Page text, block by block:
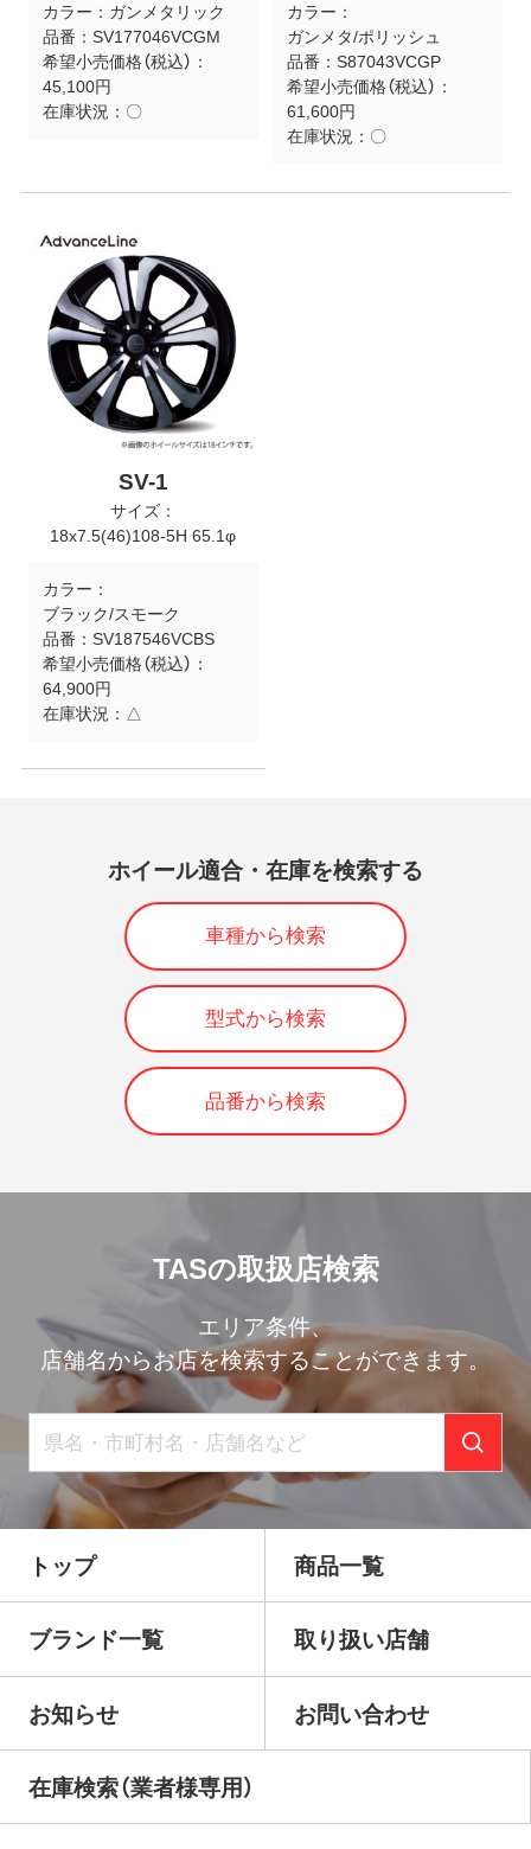
カラー： ガンメタリック
品番： SV177046VCGM
希望小売価格（税込）：
45,100円
在庫状況： 〇
カラー：
ガンメタ/ポリッシュ
品番： S87043VCGP
希望小売価格（税込）：
61,600円
在庫状況： 〇
SV-1
サイズ：
18x7.5(46)108-5H 65.1φ
カラー：
ブラック/スモーク
品番： SV187546VCBS
希望小売価格（税込）：
64,900円
在庫状況： △
ホイール適合・在庫を検索する
車種から検索
型式から検索
品番から検索
TASの取扱店検索
エリア条件、
店舗名からお店を検索することができます。
トップ 商品一覧
ブランド一覧 取り扱い店舗
お知らせ お問い合わせ
在庫検索（業者様専用）